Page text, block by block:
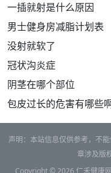
一插就射是什么原因
男士健身房减脂计划表
没射就软了
冠状沟炎症
阴茎在哪个部位
包皮过长的危害有哪些
声明：本站信息仅供参考，不
章涉及版
Copyright © 2026 仁禾健康网